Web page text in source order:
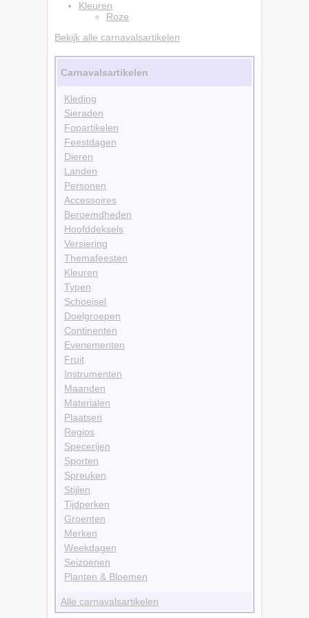
Kleuren
Roze
Bekijk alle carnavalsartikelen
Carnavalsartikelen
Kleding
Sieraden
Fopartikelen
Feestdagen
Dieren
Landen
Personen
Accessoires
Beroemdheden
Hoofddeksels
Versiering
Themafeesten
Kleuren
Typen
Schoeisel
Doelgroepen
Continenten
Evenementen
Fruit
Instrumenten
Maanden
Materialen
Plaatsen
Regios
Specerijen
Sporten
Spreuken
Stijlen
Tijdperken
Groenten
Merken
Weekdagen
Seizoenen
Planten & Bloemen
Alle carnavalsartikelen